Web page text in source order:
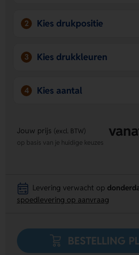
2 Kies drukpositie
3 Kies drukkleuren
4 Kies aantal
Jouw prijs (excl. BTW)
op basis van je huidige keuzes
Levering verwacht op
spoedlevering op aanvraag
BESTELLING